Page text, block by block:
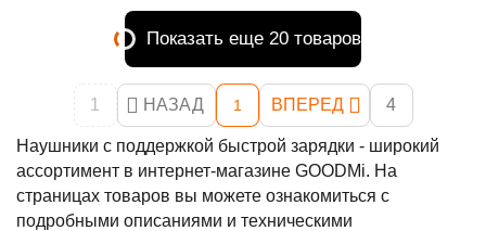
Показать еще 20 товаров
1 НАЗАД 1 ВПЕРЕД 4
Наушники с поддержкой быстрой зарядки - широкий
ассортимент в интернет-магазине GOODMi. На
страницах товаров вы можете ознакомиться с
подробными описаниями и техническими